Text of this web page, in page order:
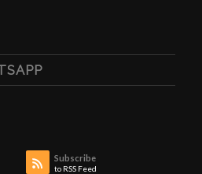
Subscribe
to RSS Feed